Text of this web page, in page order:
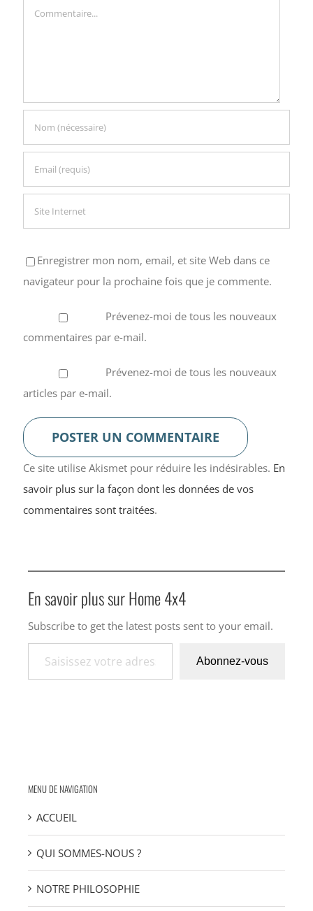
Commentaire
Enregistrer mon nom, email, et site Web dans ce
navigateur pour la prochaine fois que je commente.
Prévenez-moi de tous les nouveaux
commentaires par e-mail.
Prévenez-moi de tous les nouveaux
articles par e-mail.
Ce site utilise Akismet pour réduire les indésirables. En
savoir plus sur la façon dont les données de vos
commentaires sont traitées.
En savoir plus sur Home 4x4
Subscribe to get the latest posts sent to your email.
Saisissez votre adresse e-mail…
Abonnez-vous
MENU DE NAVIGATION
ACCUEIL
QUI SOMMES-NOUS ?
NOTRE PHILOSOPHIE